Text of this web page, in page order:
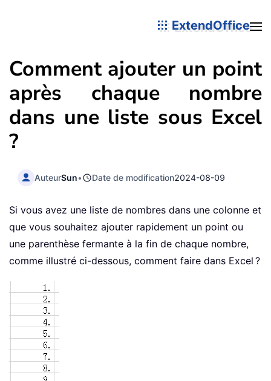
ExtendOffice
Comment ajouter un point
après chaque nombre
dans une liste sous Excel
?
AuteurSun• Date de modification2024-08-09
Si vous avez une liste de nombres dans une colonne et
que vous souhaitez ajouter rapidement un point ou
une parenthèse fermante à la fin de chaque nombre,
comme illustré ci-dessous, comment faire dans Excel ?